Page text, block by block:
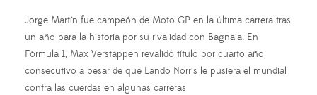
Jorge Martín fue campeón de Moto GP en la última carrera tras
un año para la historia por su rivalidad con Bagnaia. En
Fórmula 1, Max Verstappen revalidó título por cuarto año
consecutivo a pesar de que Lando Norris le pusiera el mundial
contra las cuerdas en algunas carreras